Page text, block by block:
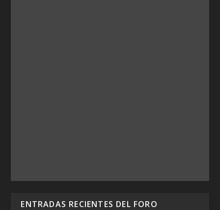
ENTRADAS RECIENTES DEL FORO